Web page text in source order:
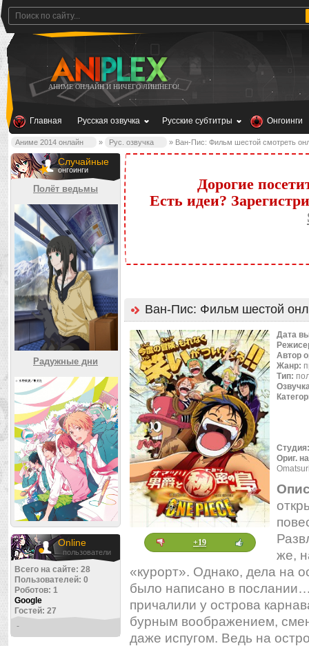
АНИМЕ ОНЛАЙН И НИЧЕГО ЛИШНЕГО!
Главная Русская озвучка Русские субтитры Онгоинги
Аниме 2014 онлайн » Рус. озвучка » Ван-Пис: Фильм шестой смотреть
Случайные
онгоинги
Полёт ведьмы
Радужные дни
Online
пользователи
Всего на сайте: 28
Пользователей: 0
Роботов: 1
Google
Гостей: 27
-
Дорогие
Есть идеи?
Ван-Пис: Фильм шестой
+19
Дата
Автор
Жанр:
Тип:
Ориг.
же,
«курорт». Однако, дела на
было написано в
причалили у острова
бурным воображением,
даже испугом. Ведь на